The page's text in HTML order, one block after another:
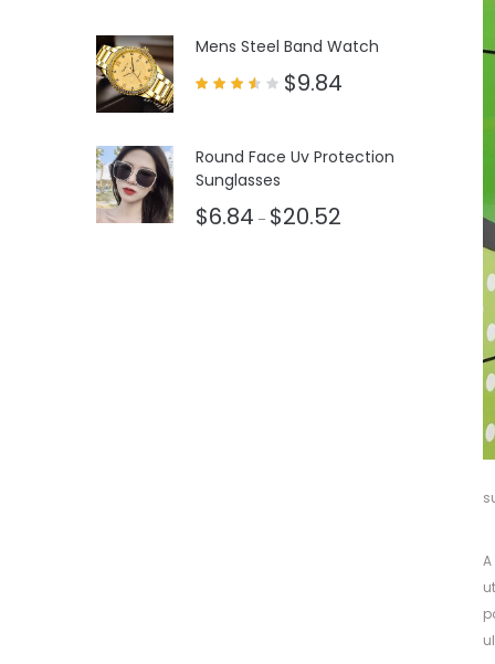
Mens Steel Band Watch
$9.84
Round Face Uv Protection
Sunglasses
$6.84 – $20.52